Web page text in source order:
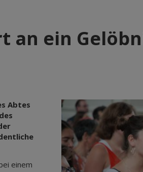
an ein
Abtes
einem